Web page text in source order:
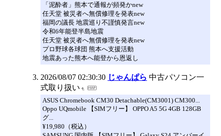
「泥酔者」熊本で通報が頻発かnew
任天堂 被災者へ無償修理を発表new
福岡の議長 地震巡り不謹慎発言new
令和6年能登半島地震
任天堂 被災者へ無償修理を発表new
プロ野球各球団 熊本へ支援活動
地震あった熊本へ能登から恩返し
2026/08/07 02:30:30 じゃんぱら 中古パソコン一
式取り扱い
ASUS Chromebook CM30 Detachable(CM3001) CM300...
Oppo UQmobile 【SIMフリー】 OPPO A5 5G 4GB 128GB
グ...
¥19,980（税込）